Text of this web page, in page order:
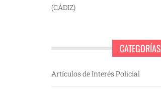
(CÁDIZ)
CATEGORÍAS
Artículos de Interés Policial